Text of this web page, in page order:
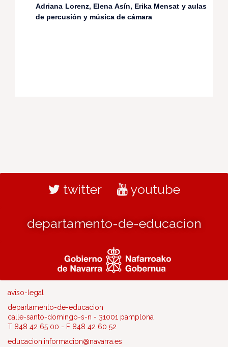
Adriana Lorenz, Elena Asín, Erika Mensat y aulas
de percusión y música de cámara
twitter youtube
departamento-de-educacion
aviso-legal
departamento-de-educacion
calle-santo-domingo-s-n - 31001 pamplona
T 848 42 65 00 - F 848 42 60 52
educacion.informacion@navarra.es